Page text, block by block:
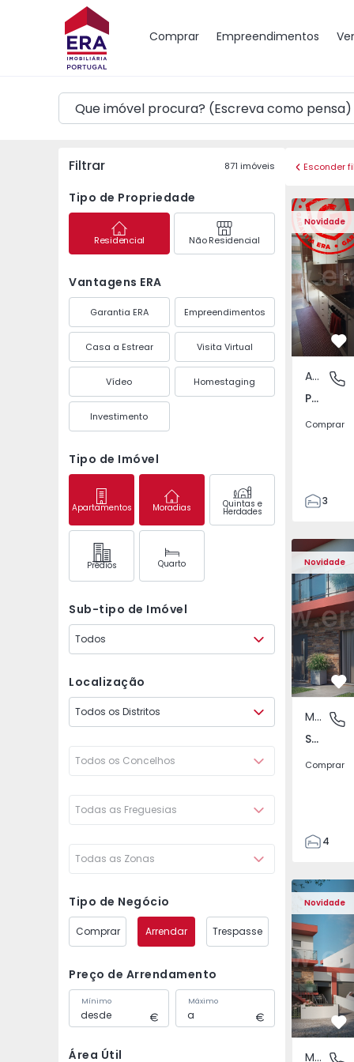
Comprar Empreendimentos
Mapa
Filtrar 871 imóveis
Tipo de Propriedade
Residencial Não Residencial
Vantagens ERA
Garantia ERA Empreendimentos
Casa a Estrear Visita Virtual
Vídeo Homestaging
Investimento
Tipo de Imóvel
Apartamentos Moradias Quintas e
Herdades
Prédios Quarto
Sub-tipo de Imóvel
Todos
Localização
Todos os Distritos
Todos os Concelhos
Todas as Freguesias
Todas as Zonas
Tipo de Negócio
Comprar Arrendar Trespasse
Preço de Arrendamento
Mínimo Máximo
Área Útil
Esconder
Novidade
Apartamento T3
Apartamento
Pedrouços, Porto
Comprar
3
105
122
1
-1
Novidade
São
Moradia Geminada
São João das Lampas e Terrugem, Lisboa
Comprar
4
135
193
240
Novidade
Moradia Geminada
Moradia
Moradia Geminada